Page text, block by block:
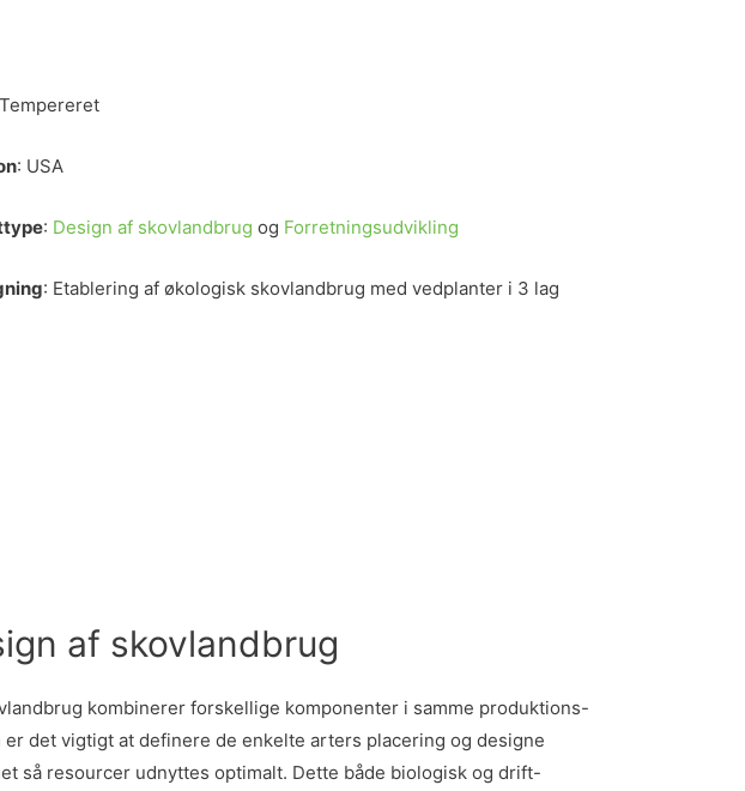
: USA
: Design af skovlandbrug og Forretningsudvikling
: Etablering af økologisk skovlandbrug med vedplanter i 3 lag
af skovlandbrug
kombinerer forskellige komponenter i samme produktions-
er det vigtigt at definere de enkelte arters placering og designe
så resourcer udnyttes optimalt. Dette både biologisk og drift-